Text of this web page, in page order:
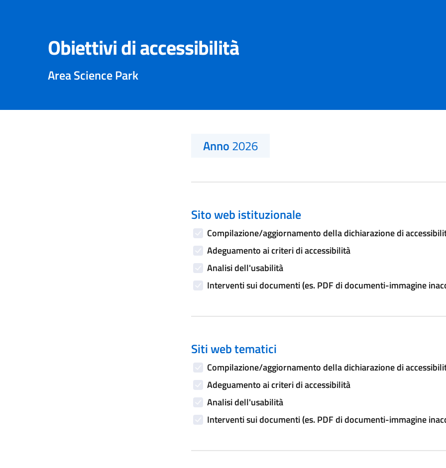
Obiettivi di accessibilità
Area Science Park
Anno2026
Sito web istituzionale
Compilazione/aggiornamento della dichiarazione di
Adeguamento ai criteri di accessibilità
Analisi dell'usabilità
Interventi sui documenti (es. PDF di documenti-immagine
Siti web tematici
Compilazione/aggiornamento della dichiarazione di
Adeguamento ai criteri di accessibilità
Analisi dell'usabilità
Interventi sui documenti (es. PDF di documenti-immagine